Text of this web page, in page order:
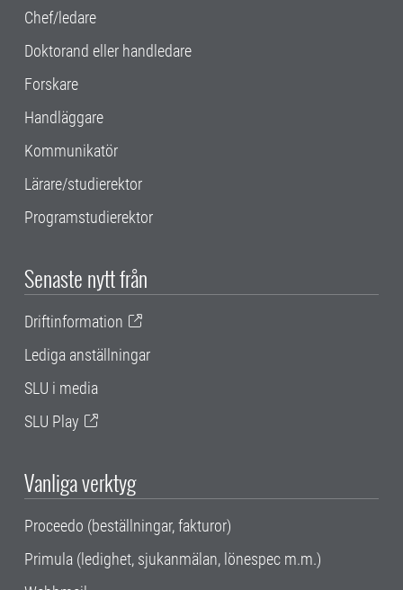
Chef/ledare
Doktorand eller handledare
Forskare
Handläggare
Kommunikatör
Lärare/studierektor
Programstudierektor
Senaste nytt från
Driftinformation
Lediga anställningar
SLU i media
SLU Play
Vanliga verktyg
Proceedo (beställningar, fakturor)
Primula (ledighet, sjukanmälan, lönespec m.m.)